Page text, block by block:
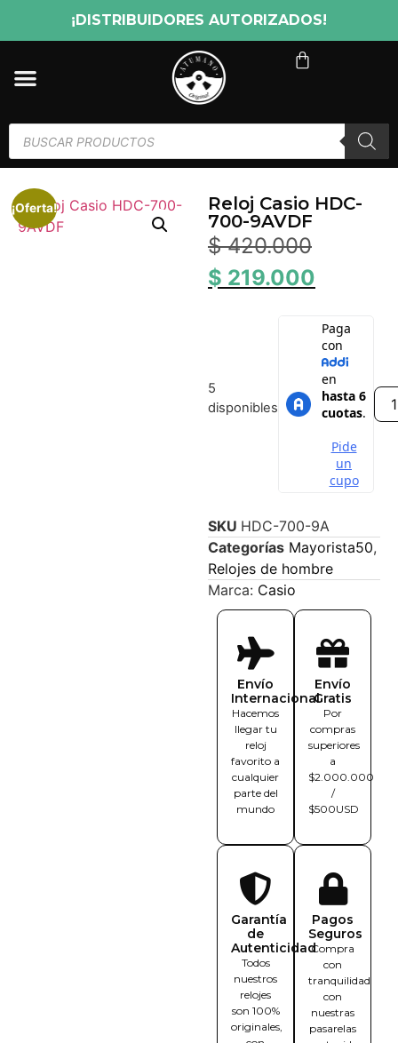
¡DISTRIBUIDORES AUTORIZADOS!
¡Oferta!
Reloj Casio HDC-
700-9AVDF
$420.000
$ 219.000
5
disponibles
SKU HDC-700-9A
Categorías Mayorista50,
Relojes de hombre
Marca: Casio
Envío
Internacional
Hacemos
llegar tu
reloj
favorito a
cualquier
parte del
mundo
Envío
Gratis
Por
compras
superiores
a
$2.000.000
/
$500USD
Garantía
de
Autenticidad
Todos
nuestros
relojes
son 100%
originales,
Pagos
Seguros
Compra
con
tranquilidad
con
nuestras
pasarelas